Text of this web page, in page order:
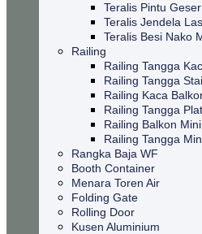
Teralis Pintu Geser
Teralis Jendela
Teralis Besi Nako
Railing
Railing Tangga
Railing Tangga
Railing Kaca
Railing Tangga
Railing Balkon
Railing Tangga
Rangka Baja WF
Booth Container
Menara Toren Air
Folding Gate
Rolling Door
Kusen Aluminium